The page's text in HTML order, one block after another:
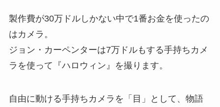
製作費が30万ドルしかない中で1番お金を使ったの
はカメラ。
ジョン・カーペンターは7万ドルもする手持ちカメ
ラを使って『ハロウィン』を撮ります。
自由に動ける手持ちカメラを「目」として、物語